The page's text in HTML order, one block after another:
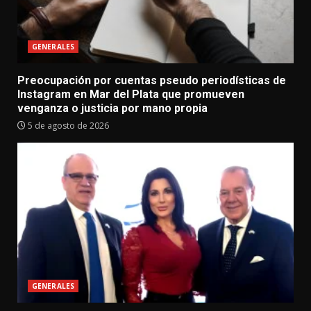
GENERALES
Preocupación por cuentas pseudo periodísticas de
Instagram en Mar del Plata que promueven
venganza o justicia por mano propia
5 de agosto de 2026
GENERALES